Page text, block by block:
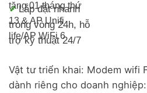
tặng 01 tháng thứ
13 & AP Unifi
life/AP WiFi 6
✓Lắp đặt nhanh
trong vòng 24h, hỗ
trợ kỹ thuật 24/7
Vật tư triển khai: Modem wifi
dành riêng cho doanh